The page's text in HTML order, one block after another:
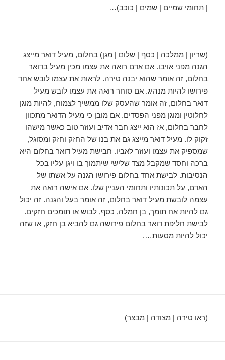
| תחומי שמיים | שמים | כוכב)…
(שריון | ממלכה | כסף | שלום | מגן) בחלום, מעיל דואר מייצג
הגנה מפני אויבו. אם אדם רואה את עצמו מכין מעיל בדואר
בחלום, זה אומר שהוא יבנה טירה. לראות את עצמו לובש אחד
פירושו להיות מנהיג. אם סוחר רואה את עצמו לובש מעיל
דואר בחלום, זה אומר שהעסק שלו ממשיך לצמוח, להיות מוגן
לחלוטין ומוגן מפני הפסדים. אם מובן כי מעיל הדואר מתכוון
לחבר בחלום, אז הוא ייצג חבר אדיב ועוזר טוב כאשר מישהו
זקוק לו. מעיל דואר מייצג גם את בנו של החזק וחזק ומסוגל,
שמספיק את עצמו ועוזר לאביו. חבישת מעיל דואר בחלום היא
ברכה וחסד שמקבל מצד שלישי שיתמוך בו ויגן עליו בכל
הנסיבות. לבישת אחד בחלום פירושו הגנה על אשתו של
האדם, על תכונותיו ותחומי העניין שלו. אם אישה רואה את
עצמה לובשת מעיל דואר בחלום, זה אומר בעל והגנה. זה יכול
גם להיות אח תומך, בן חמלה, כסף, לבוש או תומכים חזקים.
לבישת חליפת דואר בחלום פירושה גם להביא בן חזק, או שזה
יכול להיות מסעות….
(ראו טירה | מצודה | מבצר)